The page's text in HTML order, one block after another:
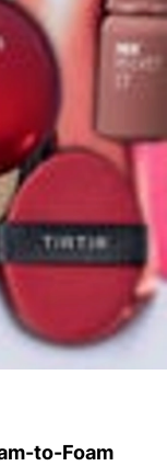
to-Foam